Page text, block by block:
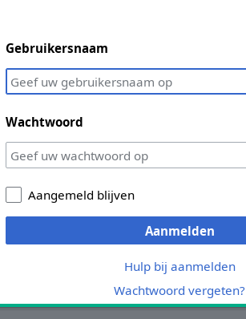
Gebruikersnaam
Wachtwoord
Aangemeld blijven
Aanmelden
Hulp bij aanmelden
Wachtwoord vergeten?